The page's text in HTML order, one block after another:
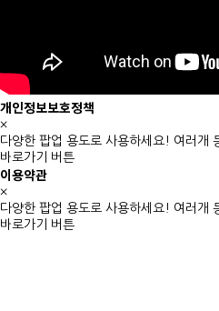
개인정보보호정책
×
다양한 팝업 용도로 사용하세요! 여러개
바로가기 버튼
이용약관
×
다양한 팝업 용도로 사용하세요! 여러개
바로가기 버튼